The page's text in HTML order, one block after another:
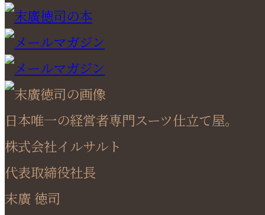
日本唯一の経営者専門スーツ仕立て屋。
株式会社イルサルト
代表取締役社長
末廣 徳司